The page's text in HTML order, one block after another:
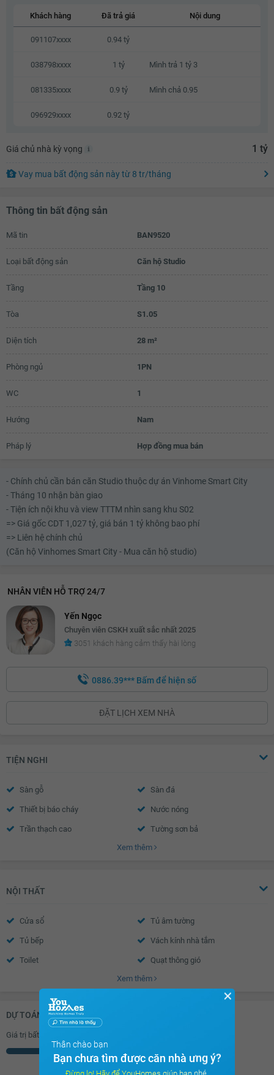
1 tỷ
Khách hàng Đã trả giá Nội dung
091107xxxx 0.94 tỷ
038798xxxx 1 tỷ Mình trả 1 tỷ 3
081335xxxx 0.9 tỷ Mình chả 0.95
096929xxxx 0.92 tỷ
Giá chủ nhà kỳ vọng 1 tỷ
Vay mua bất động sản nàytừ 8 tr/tháng
Thông tin bất động sản
Mã tin BAN9520
Loại bất động sản Căn hộ Studio
Tầng Tầng 10
Tòa S1.05
Diện tích 28 m²
Phòng ngủ 1PN
WC 1
Hướng Nam
Pháp lý Hợp đồng mua bán
- Chính chủ cần bán căn Studio thuộc dự án Vinhome Smart City
- Tháng 10 nhận bàn giao
- Tiện ích nội khu và view TTTM nhìn sang khu S02
=> Giá gốc CDT 1,027 tỷ, giá bán 1 tỷ không bao phí
=> Liên hệ chính chủ
(Căn hộ Vinhomes Smart City - Mua căn hộ studio)
NHÂN VIÊN HỖ TRỢ 24/7
Yến Ngọc
Chuyên viên CSKH xuất sắc nhất 2025
3051 khách hàng cảm thấy hài lòng
0886.39*** Bấm để hiện số
ĐẶT LỊCH XEM NHÀ
TIỆN NGHI
Sàn gỗ Sàn đá
Thiết bị báo cháy Nước nóng
Trần thạch cao Tường sơn bả
Cửa khung nhôm kính
Xem thêm
NỘI THẤT
Cửa sổ Tủ âm tường
Tủ bếp Vách kính nhà tắm
Toilet Quạt thông gió
Chắn ban công
Xem thêm
DỰ TOÁN KHOẢN VAY (ĐƠN VỊ: VNĐ)
Giá trị bất động sản
Triệu
✕
Thân chào bạn
Bạn chưa tìm được căn nhà ưng ý?
Đừng lo! Hãy để YouHomes giúp bạn nhé.